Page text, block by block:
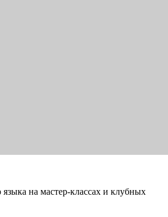
на мастер-классах и клубных